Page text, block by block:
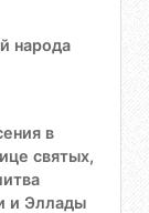
народа
в
святых,
и Эллады